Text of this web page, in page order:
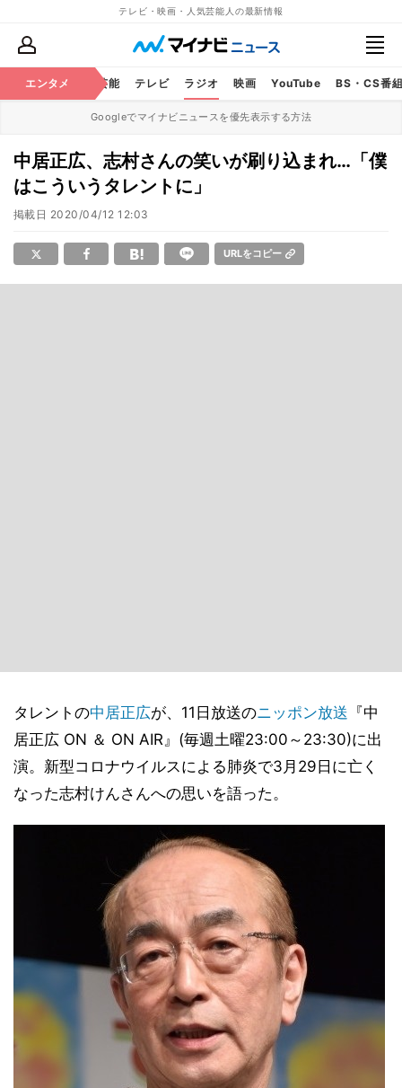
テレビ・映画・人気芸能人の最新情報
エンタメ 芸能 テレビ ラジオ 映画 YouTube BS・CS番
Googleでマイナビニュースを優先表示する方法
中居正広、志村さんの笑いが刷り込まれ…「僕
はこういうタレントに」
掲載日 2020/04/12 12:03
URLをコピー
タレントの中居正広が、11日放送のニッポン放送 『中
居正広 ON ＆ ON AIR』(毎週土曜23:00～23:30)に出
演。新型コロナウイルスによる肺炎で3月29日に亡く
なった志村けんさんへの思いを語った。